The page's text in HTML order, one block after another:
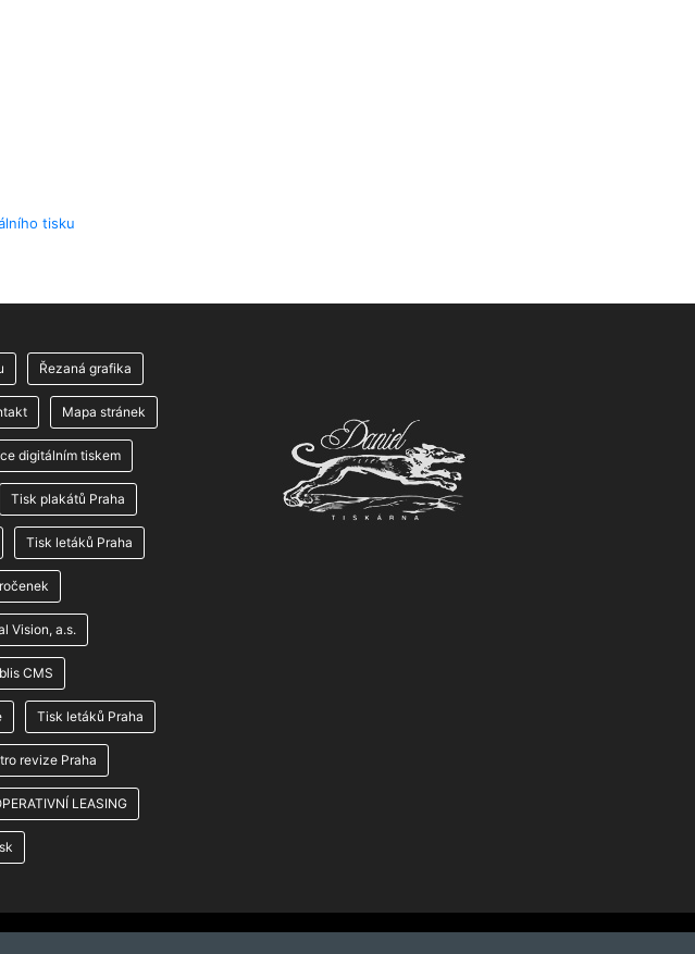
tisku
Řezaná grafika
Mapa stránek
digitálním tiskem
Tisk plakátů Praha
Tisk letáků Praha
Vision, a.s.
CMS
Tisk letáků Praha
revize Praha
LEASING